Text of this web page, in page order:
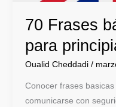
70 Frases
para
Oualid Cheddadi /
Conocer frases
comunicarse con